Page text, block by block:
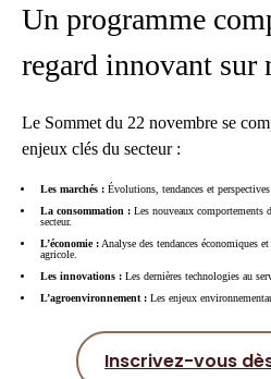
Un programme
regard innovant sur
Le Sommet du 22 novembre se
enjeux clés du secteur :
Les marchés : Évolutions, tendances et perspectives
La consommation : Les nouveaux comportements
secteur.
L’économie : Analyse des tendances économiques
agricole.
Les innovations : Les dernières technologies au
L’agroenvironnement : Les enjeux
Inscrivez-vous